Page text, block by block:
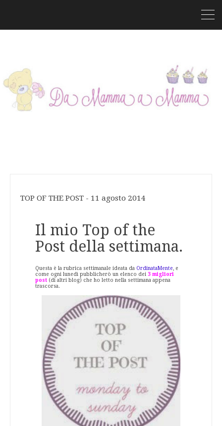
TOP OF THE POST - 11 agosto 2014
Il mio Top of the
Post della settimana.
Questa è la rubrica settimanale ideata da OrdinataMente , e
come ogni lunedì pubblicherò un elenco dei 3 migliori
post (di altri blog) che ho letto nella settimana appena
trascorsa.